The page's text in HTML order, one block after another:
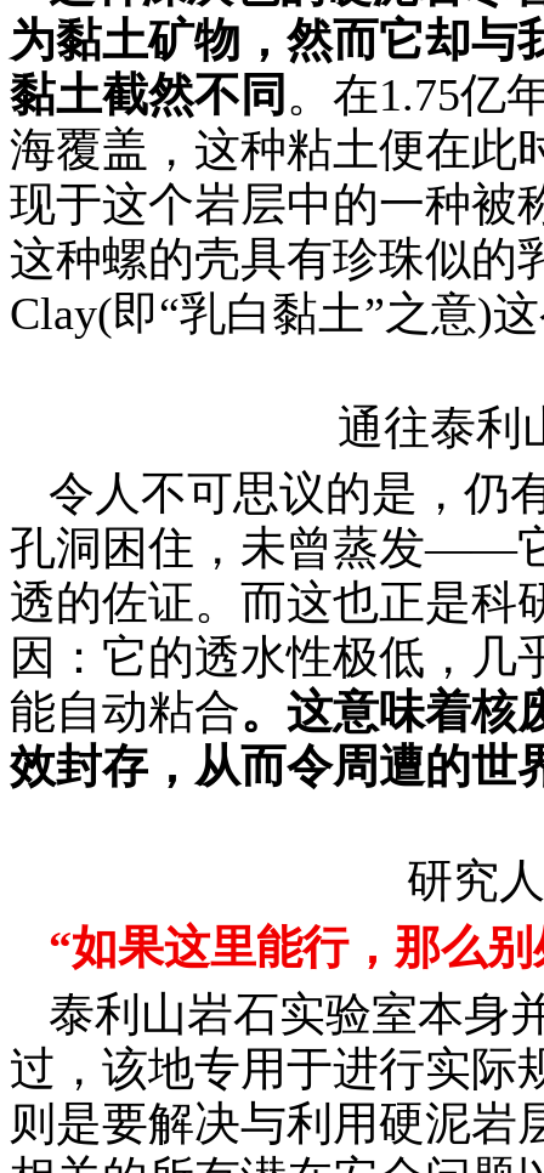
为黏土矿物，然而它却与
黏土截然不同 。在1.75亿
海覆盖，这种粘土便在此
现于这个岩层中的一种被
这种螺的壳具有珍珠似的
Clay(即“乳白黏土”之意)
通往泰利
令人不可思议的是，仍
孔洞困住，未曾蒸发——
透的佐证。而这也正是科
因：它的透水性极低，几
能自动粘合。这意味着核
效封存，从而令周遭的世
研究
“如果这里能行，那么
泰利山岩石实验室本身
过，该地专用于进行实际
则是要解决与利用硬泥岩